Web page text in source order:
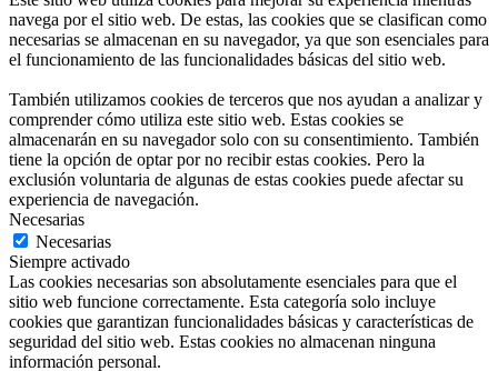
navega por el sitio web. De estas, las cookies que se clasifican como
necesarias se almacenan en su navegador, ya que son esenciales para
el funcionamiento de las funcionalidades básicas del sitio web.
También utilizamos cookies de terceros que nos ayudan a analizar y
comprender cómo utiliza este sitio web. Estas cookies se
almacenarán en su navegador solo con su consentimiento. También
tiene la opción de optar por no recibir estas cookies. Pero la
exclusión voluntaria de algunas de estas cookies puede afectar su
experiencia de navegación.
Necesarias
Necesarias
Siempre activado
Las cookies necesarias son absolutamente esenciales para que el
sitio web funcione correctamente. Esta categoría solo incluye
cookies que garantizan funcionalidades básicas y características de
seguridad del sitio web. Estas cookies no almacenan ninguna
información personal.